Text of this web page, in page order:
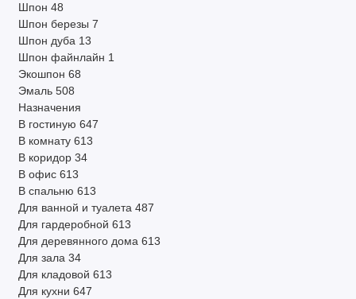
Шпон 48
Шпон березы 7
Шпон дуба 13
Шпон файнлайн 1
Экошпон 68
Эмаль 508
Назначения
В гостиную 647
В комнату 613
В коридор 34
В офис 613
В спальню 613
Для ванной и туалета 487
Для гардеробной 613
Для деревянного дома 613
Для зала 34
Для кладовой 613
Для кухни 647